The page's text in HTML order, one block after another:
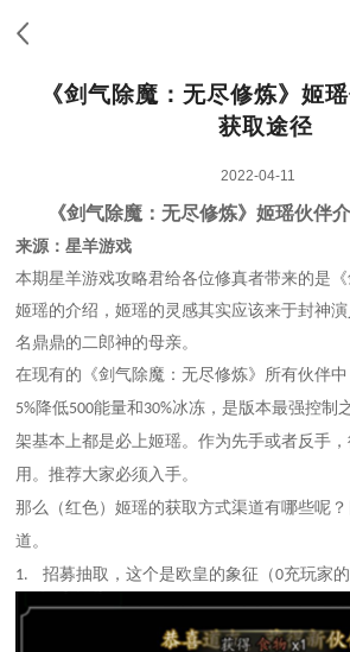
《剑气除魔：无尽修炼》姬
获取途径
2022-04-11
《剑气除魔：无尽修炼》姬瑶伙伴
来源：星羊游戏
本期星羊游戏攻略君给各位修真者带来的是《
姬瑶的介绍，姬瑶的灵感其实应该来于封神
名鼎鼎的二郎神的母亲。
在现有的《剑气除魔：无尽修炼》所有伙伴
5%降低500能量和 30%冰冻，是版本最强控制
架基本上都是必上姬瑶。作为先手或者反手
用。推荐大家必须入手。
那么（红色）姬瑶的获取方式渠道有哪些呢
道。
1.招募抽取，这个是欧皇的象征（0充玩家